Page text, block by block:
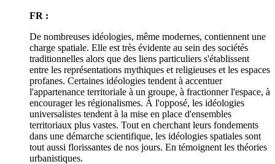
FR :
De nombreuses idéologies, même modernes, contiennent une
charge spatiale. Elle est très évidente au sein des sociétés
traditionnelles alors que des liens particuliers s'établissent
entre les représentations mythiques et religieuses et les espaces
profanes. Certaines idéologies tendent à accentuer
l'appartenance territoriale à un groupe, à fractionner l'espace, à
encourager les régionalismes. À l'opposé, les idéologies
universalistes tendent à la mise en place d'ensembles
territoriaux plus vastes. Tout en cherchant leurs fondements
dans une démarche scientifique, les idéologies spatiales sont
tout aussi florissantes de nos jours. En témoignent les théories
urbanistiques.